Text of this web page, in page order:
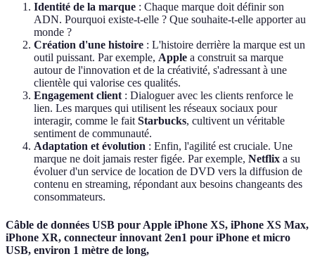
Identité de la marque : Chaque marque doit définir son
ADN. Pourquoi existe-t-elle ? Que souhaite-t-elle apporter au
monde ?
Création d'une histoire : L'histoire derrière la marque est un
outil puissant. Par exemple, Apple a construit sa marque
autour de l'innovation et de la créativité, s'adressant à une
clientèle qui valorise ces qualités.
Engagement client: Dialoguer avec les clients renforce le
lien. Les marques qui utilisent les réseaux sociaux pour
interagir, comme le faitStarbucks, cultivent un véritable
sentiment de communauté.
Adaptation et évolution : Enfin, l'agilité est cruciale. Une
marque ne doit jamais rester figée. Par exemple, Netflix a su
évoluer d'un service de location de DVD vers la diffusion de
contenu en streaming, répondant aux besoins changeants des
consommateurs.
Câble de données USB pour Apple iPhone XS, iPhone XS Max,
iPhone XR, connecteur innovant 2en1 pour iPhone et micro
USB, environ 1 mètre de long,